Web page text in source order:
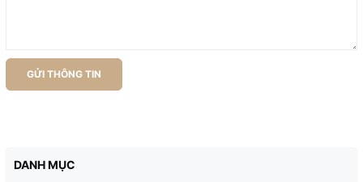
GỬI THÔNG TIN
DANH MỤC